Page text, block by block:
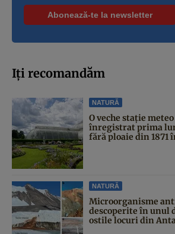
Iți recomandăm
NATURĂ
O veche stație
înregistrat prima
fără ploaie din 1871
NATURĂ
Microorganisme
descoperite în unul
ostile locuri din